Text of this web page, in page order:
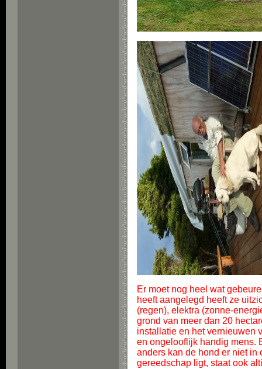
Er moet nog heel wat
heeft aangelegd heeft ze
(regen), elektra (zonne-
grond van meer dan 20
installatie en het vernieuwen
en ongelooflijk handig mens.
anders kan de hond er niet in
gereedschap ligt, staat ook